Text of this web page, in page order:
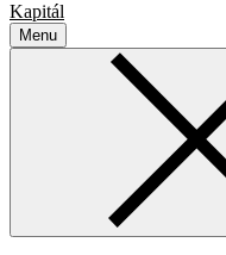
Kapitál
Menu